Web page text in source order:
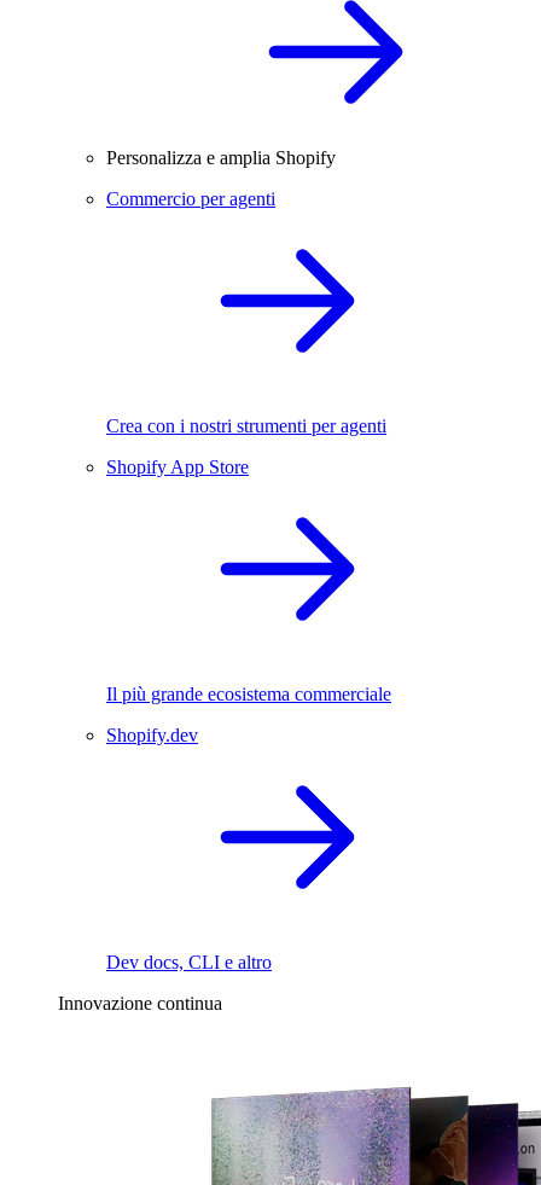
Personalizza e amplia Shopify
Commercio per agenti
Crea con i nostri strumenti per agenti
Shopify App Store
Il più grande ecosistema commerciale
Shopify.dev
Dev docs, CLI e altro
Innovazione continua